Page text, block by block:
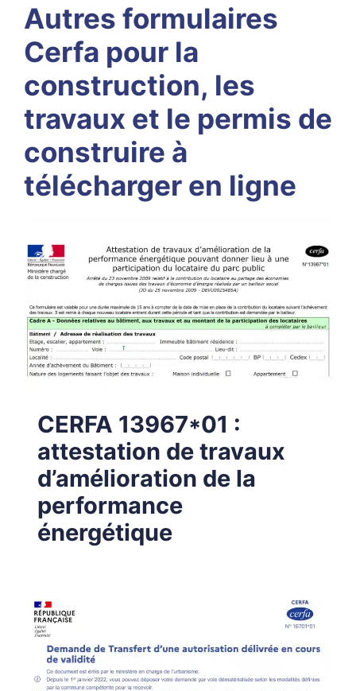
Autres formulaires
Cerfa pour la
construction, les
travaux et le permis de
construire à
télécharger en ligne
CERFA 13967*01 :
attestation de travaux
d’amélioration de la
performance
énergétique